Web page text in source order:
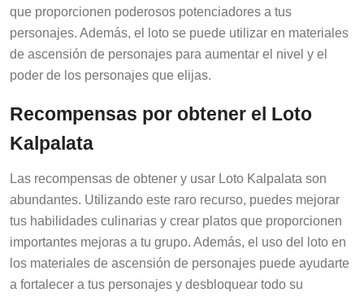
que proporcionen poderosos potenciadores a tus
personajes. Además, el loto se puede utilizar en materiales
de ascensión de personajes para aumentar el nivel y el
poder de los personajes que elijas.
Recompensas por obtener el Loto
Kalpalata
Las recompensas de obtener y usar Loto Kalpalata son
abundantes. Utilizando este raro recurso, puedes mejorar
tus habilidades culinarias y crear platos que proporcionen
importantes mejoras a tu grupo. Además, el uso del loto en
los materiales de ascensión de personajes puede ayudarte
a fortalecer a tus personajes y desbloquear todo su